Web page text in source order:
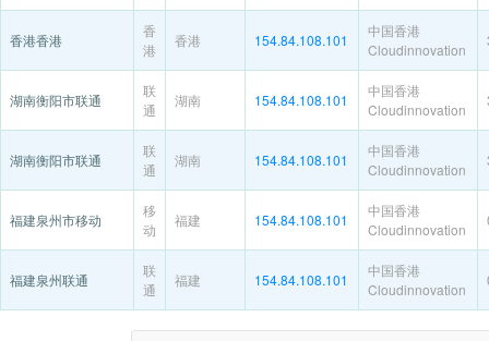
香港香港
香
港
香港 154.84.108.101
中国香港
Cloudinnovation
湖南衡阳市联通
联
通
湖南 154.84.108.101
中国香港
Cloudinnovation
湖南衡阳市联通
联
通
湖南 154.84.108.101
中国香港
Cloudinnovation
福建泉州市移动
移
动
福建 154.84.108.101
中国香港
Cloudinnovation
福建泉州联通
联
通
福建 154.84.108.101
中国香港
Cloudinnovation